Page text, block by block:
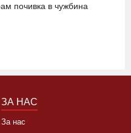
почивка в чужбина
ЗА НАС
За нас